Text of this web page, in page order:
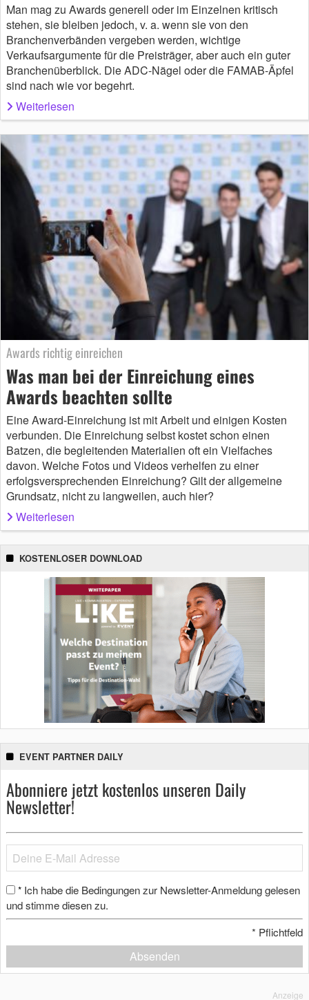
Man mag zu Awards generell oder im Einzelnen kritisch
stehen, sie bleiben jedoch, v. a. wenn sie von den
Branchenverbänden vergeben werden, wichtige
Verkaufsargumente für die Preisträger, aber auch ein guter
Branchenüberblick. Die ADC-Nägel oder die FAMAB-Äpfel
sind nach wie vor begehrt.
Weiterlesen
Awards richtig einreichen
Was man bei der Einreichung eines
Awards beachten sollte
Eine Award-Einreichung ist mit Arbeit und einigen Kosten
verbunden. Die Einreichung selbst kostet schon einen
Batzen, die begleitenden Materialien oft ein Vielfaches
davon. Welche Fotos und Videos verhelfen zu einer
erfolgsversprechenden Einreichung? Gilt der allgemeine
Grundsatz, nicht zu langweilen, auch hier?
Weiterlesen
KOSTENLOSER DOWNLOAD
EVENT PARTNER DAILY
Abonniere jetzt kostenlos unseren Daily
Newsletter!
* Ich habe die Bedingungen zur Newsletter-Anmeldung gelesen
und stimme diesen zu.
* Pflichtfeld
Absenden
Anzeige